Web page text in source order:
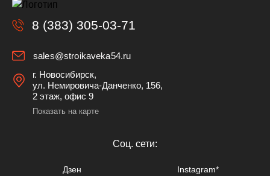
8 (383) 305-03-71
sales@stroikaveka54.ru
г. Новосибирск,
ул. Немировича-Данченко, 156,
2 этаж, офис 9
Показать на карте
Cоц. сети:
Дзен
Instagram*